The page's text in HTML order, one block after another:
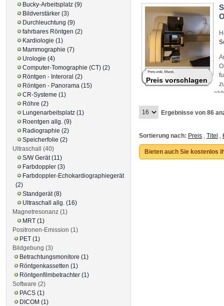
Preis vorschlagen
Ergebnisse von 86
Sortierung nach: Preis , Titel ,
Bieten auch Sie kostenlos
Bucky-Arbeitsplatz (9)
Bildverstärker (3)
Durchleuchtung (9)
fahrbares Röntgen (2)
Kardiologie (1)
Mammographie (7)
Urologie (4)
Computer-Tomographie (CT) (2)
Röntgen - Interoral (2)
Röntgen - Panorama (15)
CR-Systeme (1)
Röhre (2)
Lungenarbeitsplatz (1)
Roentgen allg. (9)
Radiographie (2)
Speicherfolie (2)
Ultraschall (40)
S/W Gerät (11)
Farbdoppler (3)
Farbdoppler-Echokardiographiegerät
(2)
Standgerät (8)
Ultraschall allg. (16)
Magnetresonanz (1)
MRT (1)
Positronen-Emission (1)
PET (1)
Bildgebung (3)
Betrachtungsmonitore (1)
Röntgenkassetten (1)
Röntgenfilmbetrachter (1)
Software (2)
PACS (1)
DICOM (1)